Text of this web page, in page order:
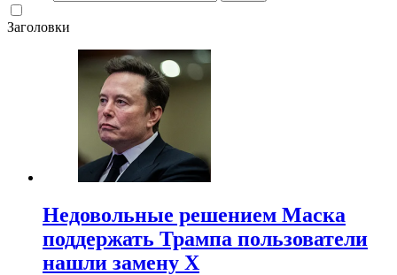
Заголовки
Недовольные решением Маска
поддержать Трампа пользователи
нашли замену X